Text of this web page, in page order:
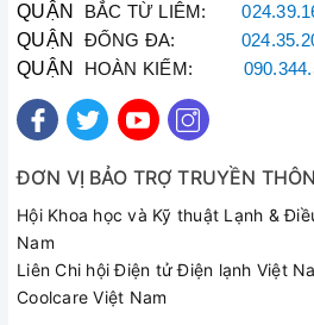
QUẬN BẮC TỪ LIÊM:
QUẬN ĐỐNG ĐA:
QUẬN HOÀN KIẾM:
ĐƠN VỊ BẢO TRỢ TRUYỀN
Hội Khoa học và Kỹ thuật Lạnh &
Nam
Liên Chi hội Điện tử Điện lạnh Việt
Coolcare Việt Nam